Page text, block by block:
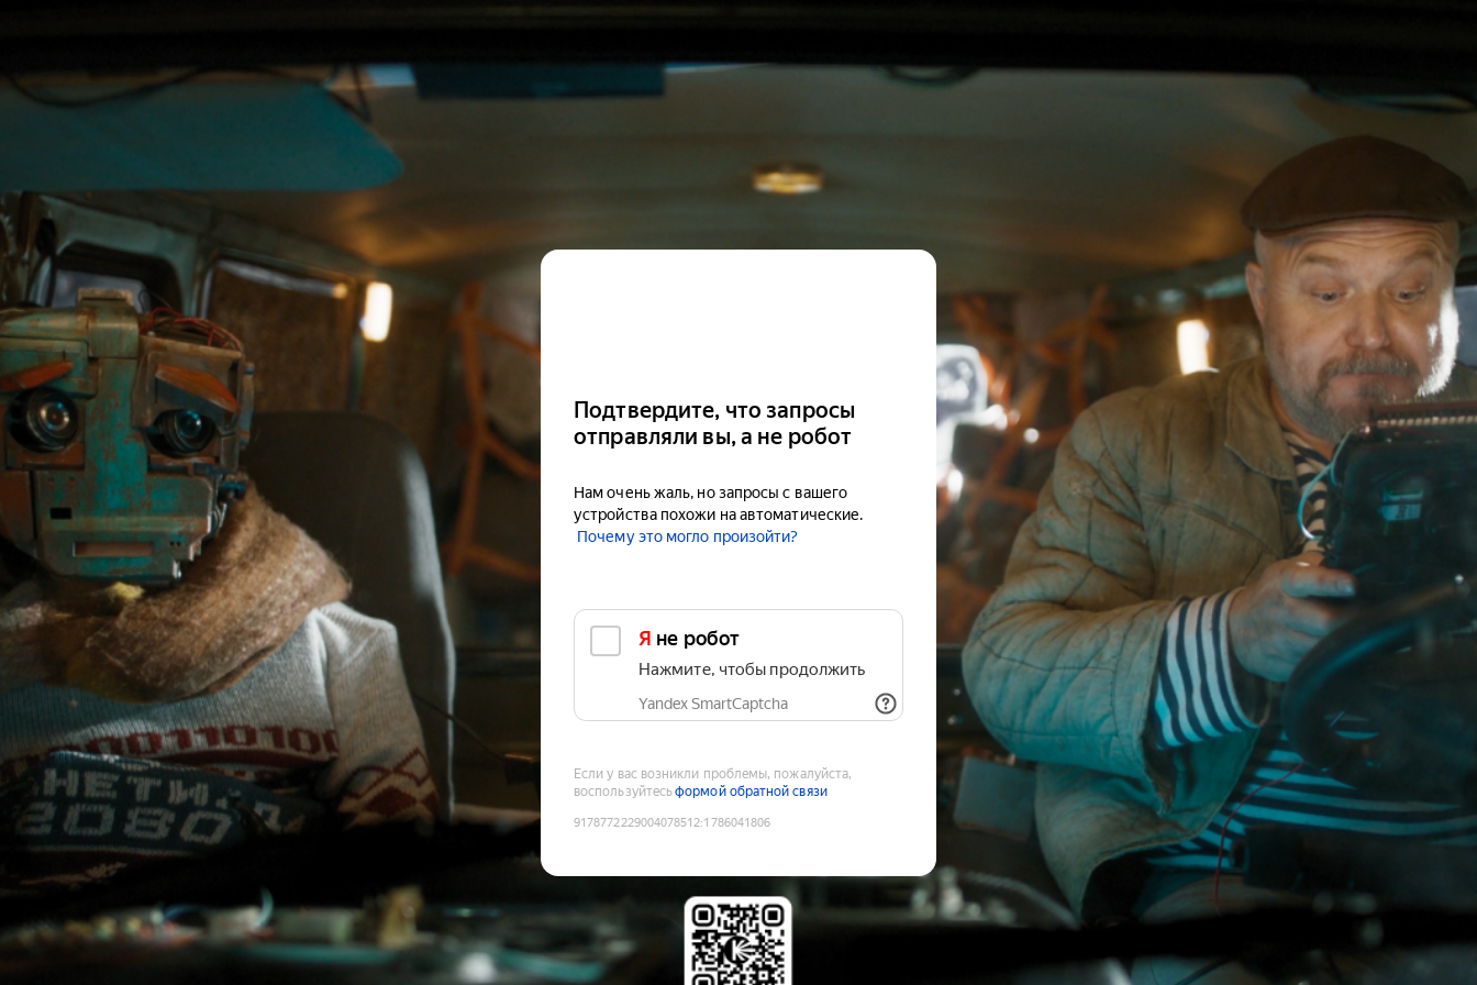
Подтвердите, что запросы
отправляли вы, а не робот
Нам очень жаль, но запросы с вашего
устройства похожи на автоматические.
Почему это могло произойти?
Я не робот
Нажмите, чтобы продолжить
Yandex SmartCaptcha
Если у вас возникли проблемы, пожалуйста,
воспользуйтесьформой обратной связи
9178772229004078512:1786041806